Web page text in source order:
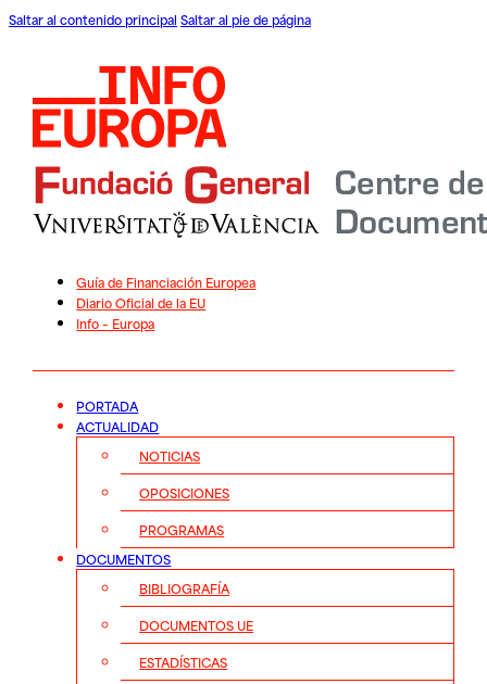
Saltar al contenido principal Saltar al pie de página
Guía de Financiación Europea
Diario Oficial de la EU
Info – Europa
PORTADA
ACTUALIDAD
NOTICIAS
OPOSICIONES
PROGRAMAS
DOCUMENTOS
BIBLIOGRAFÍA
DOCUMENTOS UE
ESTADÍSTICAS